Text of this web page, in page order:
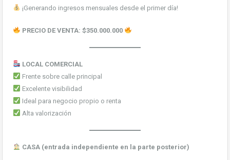
¡Generando ingresos mensuales desde el primer día!
PRECIO DE VENTA: $350.000.000
LOCAL COMERCIAL
Frente sobre calle principal
Excelente visibilidad
Ideal para negocio propio o renta
Alta valorización
CASA (entrada independiente en la parte posterior)